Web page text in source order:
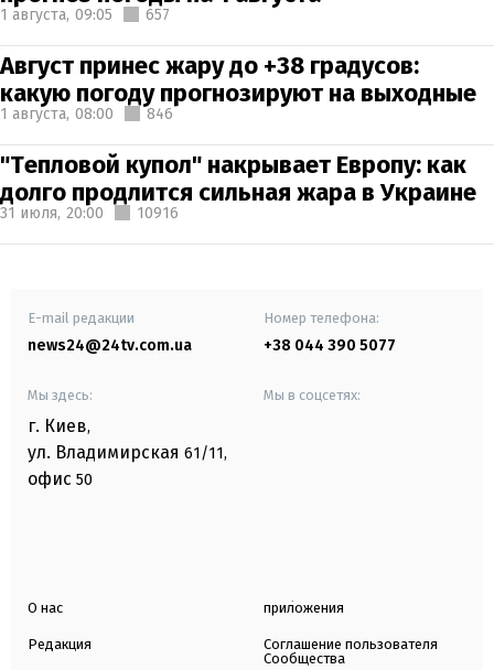
1 августа, 09:05 657
Август принес жару до +38 градусов:
какую погоду прогнозируют на выходные
1 августа, 08:00 846
"Тепловой купол" накрывает Европу: как
долго продлится сильная жара в Украине
31 июля, 20:00 10916
E-mail редакции
news24@24tv.com.ua
Номер телефона:
+38 044 390 5077
Мы здесь:
г. Киев,
ул. Владимирская 61/11,
офис 50
Мы в соцсетях:
О нас
Редакция
приложения
Соглашение пользователя
Сообщества